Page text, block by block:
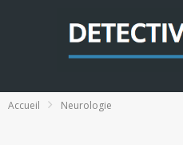
Accueil Neurologie